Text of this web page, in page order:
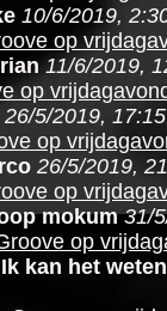
10/6/2019,
op
11/6/2019,
op
26/5/2019,
op
26/5/2019,
op
mokum 31/
op
Ik kan het weten